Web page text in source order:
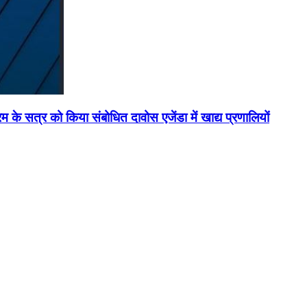
के सत्र को किया संबोधित दावोस एजेंडा में खाद्य प्रणालियों